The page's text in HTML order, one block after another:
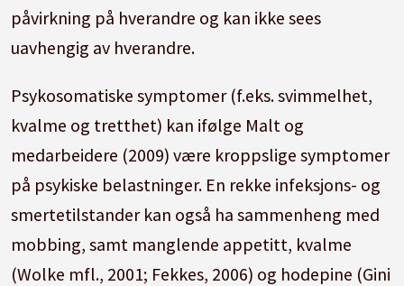
påvirkning på hverandre og kan ikke sees
uavhengig av hverandre.
Psykosomatiske symptomer (f.eks. svimmelhet,
kvalme og tretthet) kan ifølge Malt og
medarbeidere (2009) være kroppslige symptomer
på psykiske belastninger. En rekke infeksjons- og
smertetilstander kan også ha sammenheng med
mobbing, samt manglende appetitt, kvalme
(Wolke mfl., 2001; Fekkes, 2006) og hodepine (Gini